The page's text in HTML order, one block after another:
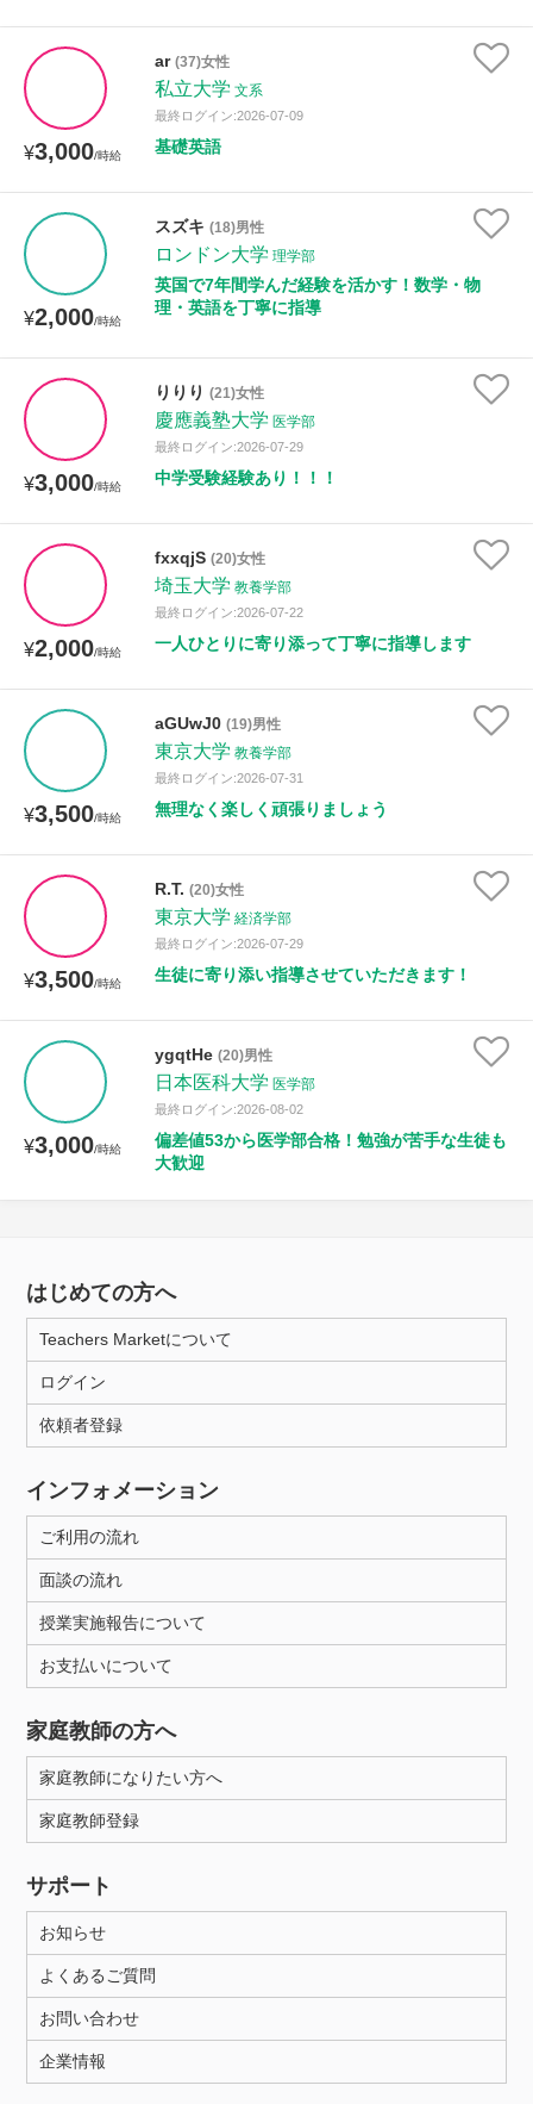
¥3,000/時給
ar (37)女性
私立大学 文系
最終ログイン:2026-07-09
基礎英語
¥2,000/時給
スズキ (18)男性
ロンドン大学 理学部
英国で7年間学んだ経験を活かす！数学・物
理・英語を丁寧に指導
¥3,000/時給
りりり (21)女性
慶應義塾大学 医学部
最終ログイン:2026-07-29
中学受験経験あり！！！
¥2,000/時給
fxxqjS (20)女性
埼玉大学 教養学部
最終ログイン:2026-07-22
一人ひとりに寄り添って丁寧に指導します
¥3,500/時給
aGUwJ0 (19)男性
東京大学 教養学部
最終ログイン:2026-07-31
無理なく楽しく頑張りましょう
¥3,500/時給
R.T. (20)女性
東京大学 経済学部
最終ログイン:2026-07-29
生徒に寄り添い指導させていただきます！
¥3,000/時給
ygqtHe (20)男性
日本医科大学 医学部
最終ログイン:2026-08-02
偏差値53から医学部合格！勉強が苦手な生徒も
大歓迎
はじめての方へ
Teachers Marketについて
ログイン
依頼者登録
インフォメーション
ご利用の流れ
面談の流れ
授業実施報告について
お支払いについて
家庭教師の方へ
家庭教師になりたい方へ
家庭教師登録
サポート
お知らせ
よくあるご質問
お問い合わせ
企業情報